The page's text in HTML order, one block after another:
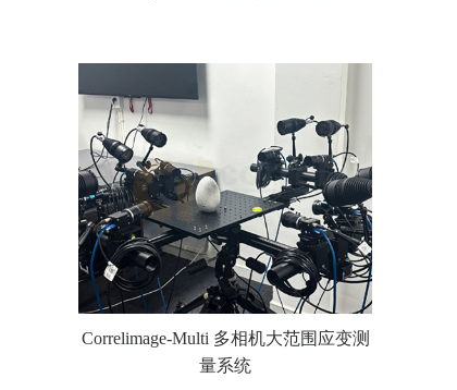
Correlimage-Multi 多相机大范围应变测
量系统